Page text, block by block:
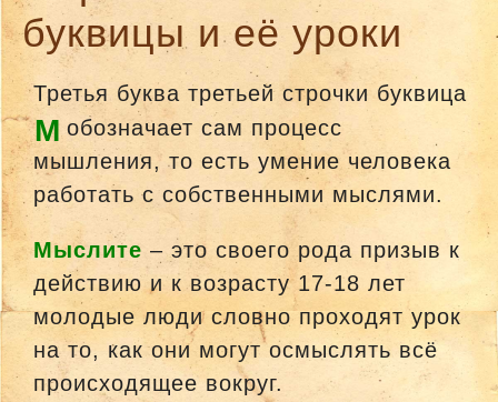
буквицы и её уроки
Третья буква третьей строчки буквица
М обозначает сам процесс
мышления, то есть умение человека
работать с собственными мыслями.
Мыслите – это своего рода призыв к
действию и к возрасту 17-18 лет
молодые люди словно проходят урок
на то, как они могут осмыслять всё
происходящее вокруг.